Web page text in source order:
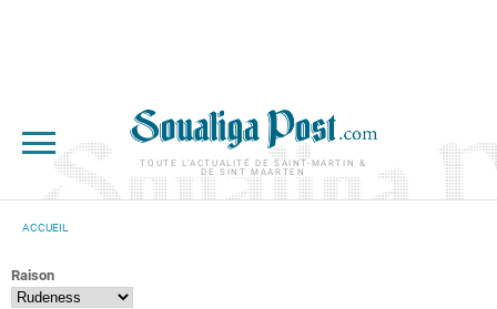
TOUTE L'ACTUALITÉ DE SAINT-MARTIN &
DE SINT MAARTEN
ACCUEIL
Raison